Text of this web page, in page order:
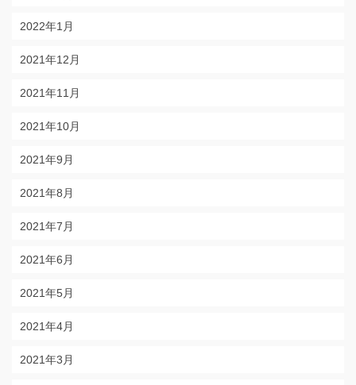
2022年1月
2021年12月
2021年11月
2021年10月
2021年9月
2021年8月
2021年7月
2021年6月
2021年5月
2021年4月
2021年3月